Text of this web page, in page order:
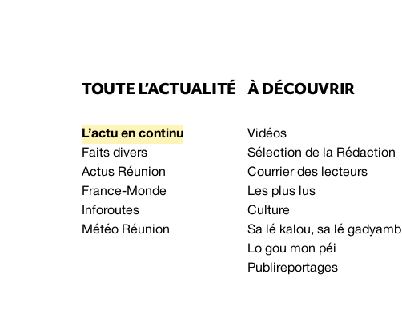
TOUTE L’ACTUALITÉ
L’actu en continu
Faits divers
Actus Réunion
France-Monde
Inforoutes
Météo Réunion
À DÉCOUVRIR
Vidéos
Sélection de la Rédaction
Courrier des lecteurs
Les plus lus
Culture
Sa lé kalou, sa lé gadyamb
Lo gou mon péi
Publireportages